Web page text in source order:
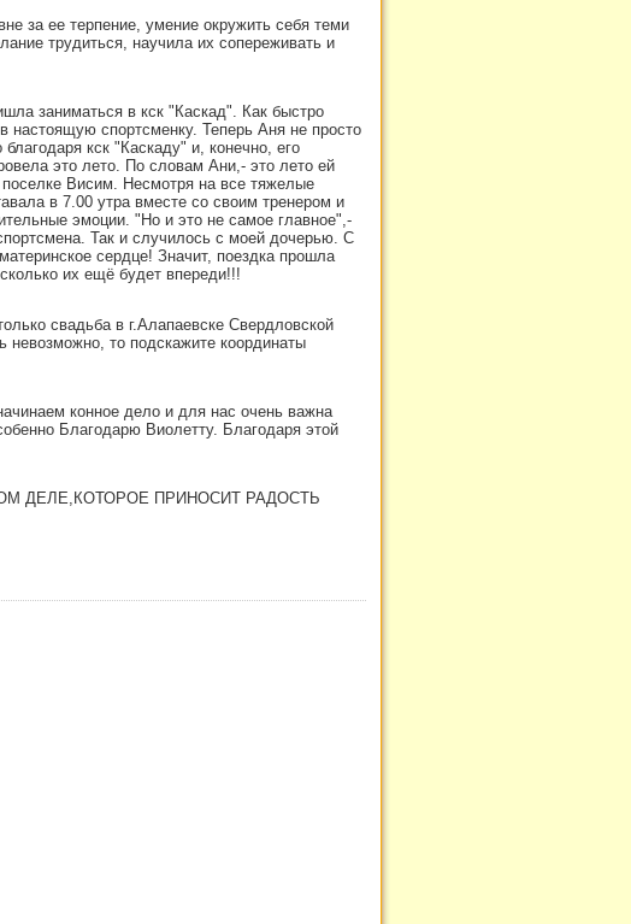
ее терпение, умение окружить себя теми
трудиться, научила их сопереживать и
заниматься в кск "Каскад". Как быстро
настоящую спортсменку. Теперь Аня не просто
кск "Каскаду" и, конечно, его
это лето. По словам Ани,- это лето ей
Висим. Несмотря на все тяжелые
в 7.00 утра вместе со своим тренером и
эмоции. "Но и это не самое главное",-
Так и случилось с моей дочерью. С
сердце! Значит, поездка прошла
их ещё будет впереди!!!
свадьба в г.Алапаевске Свердловской
невозможно, то подскажите координаты
конное дело и для нас очень важна
Благодарю Виолетту. Благодаря этой
ДЕЛЕ,КОТОРОЕ ПРИНОСИТ РАДОСТЬ